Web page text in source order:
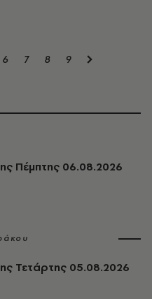
6 7 8 9
Πέμπτης 06.08.2026
Τετάρτης 05.08.2026